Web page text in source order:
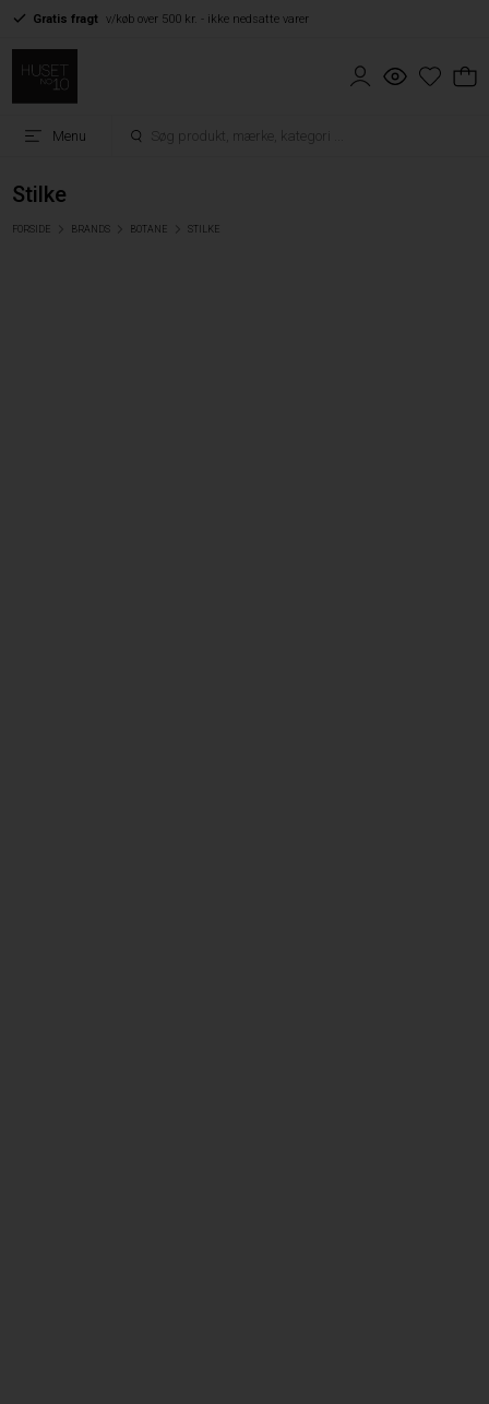
Gratis fragt v/køb over 500 kr. - ikke nedsatte varer
Menu
Stilke
FORSIDE BRANDS BOTANE STILKE